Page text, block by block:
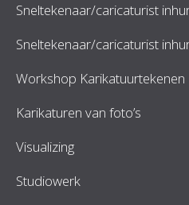
Sneltekenaar/caricaturist
Sneltekenaar/caricaturist
Workshop Karikatuurtekenen
Karikaturen van foto’s
Visualizing
Studiowerk